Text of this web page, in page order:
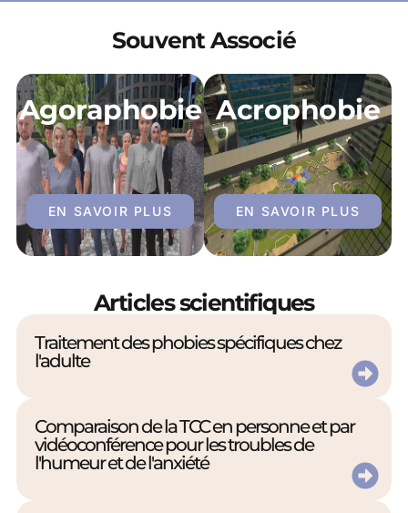
Souvent Associé
Agoraphobie
EN SAVOIR PLUS
Acrophobie
EN SAVOIR PLUS
Articles scientifiques
Traitement des phobies spécifiques chez
l'adulte
Comparaison de la TCC en personne et par
vidéoconférence pour les troubles de
l'humeur et de l'anxiété